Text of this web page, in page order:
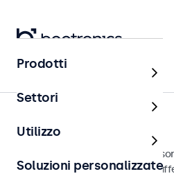
Home
Accessori
Un vasto assortimento di
per i suoi display Beetronics.
Prodotti
Settori
Utilizzo
Soluzioni personalizzate